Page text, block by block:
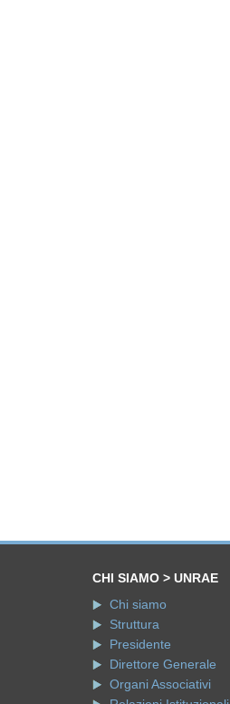
CHI SIAMO > UNRAE
Chi siamo
Struttura
Presidente
Direttore Generale
Organi Associativi